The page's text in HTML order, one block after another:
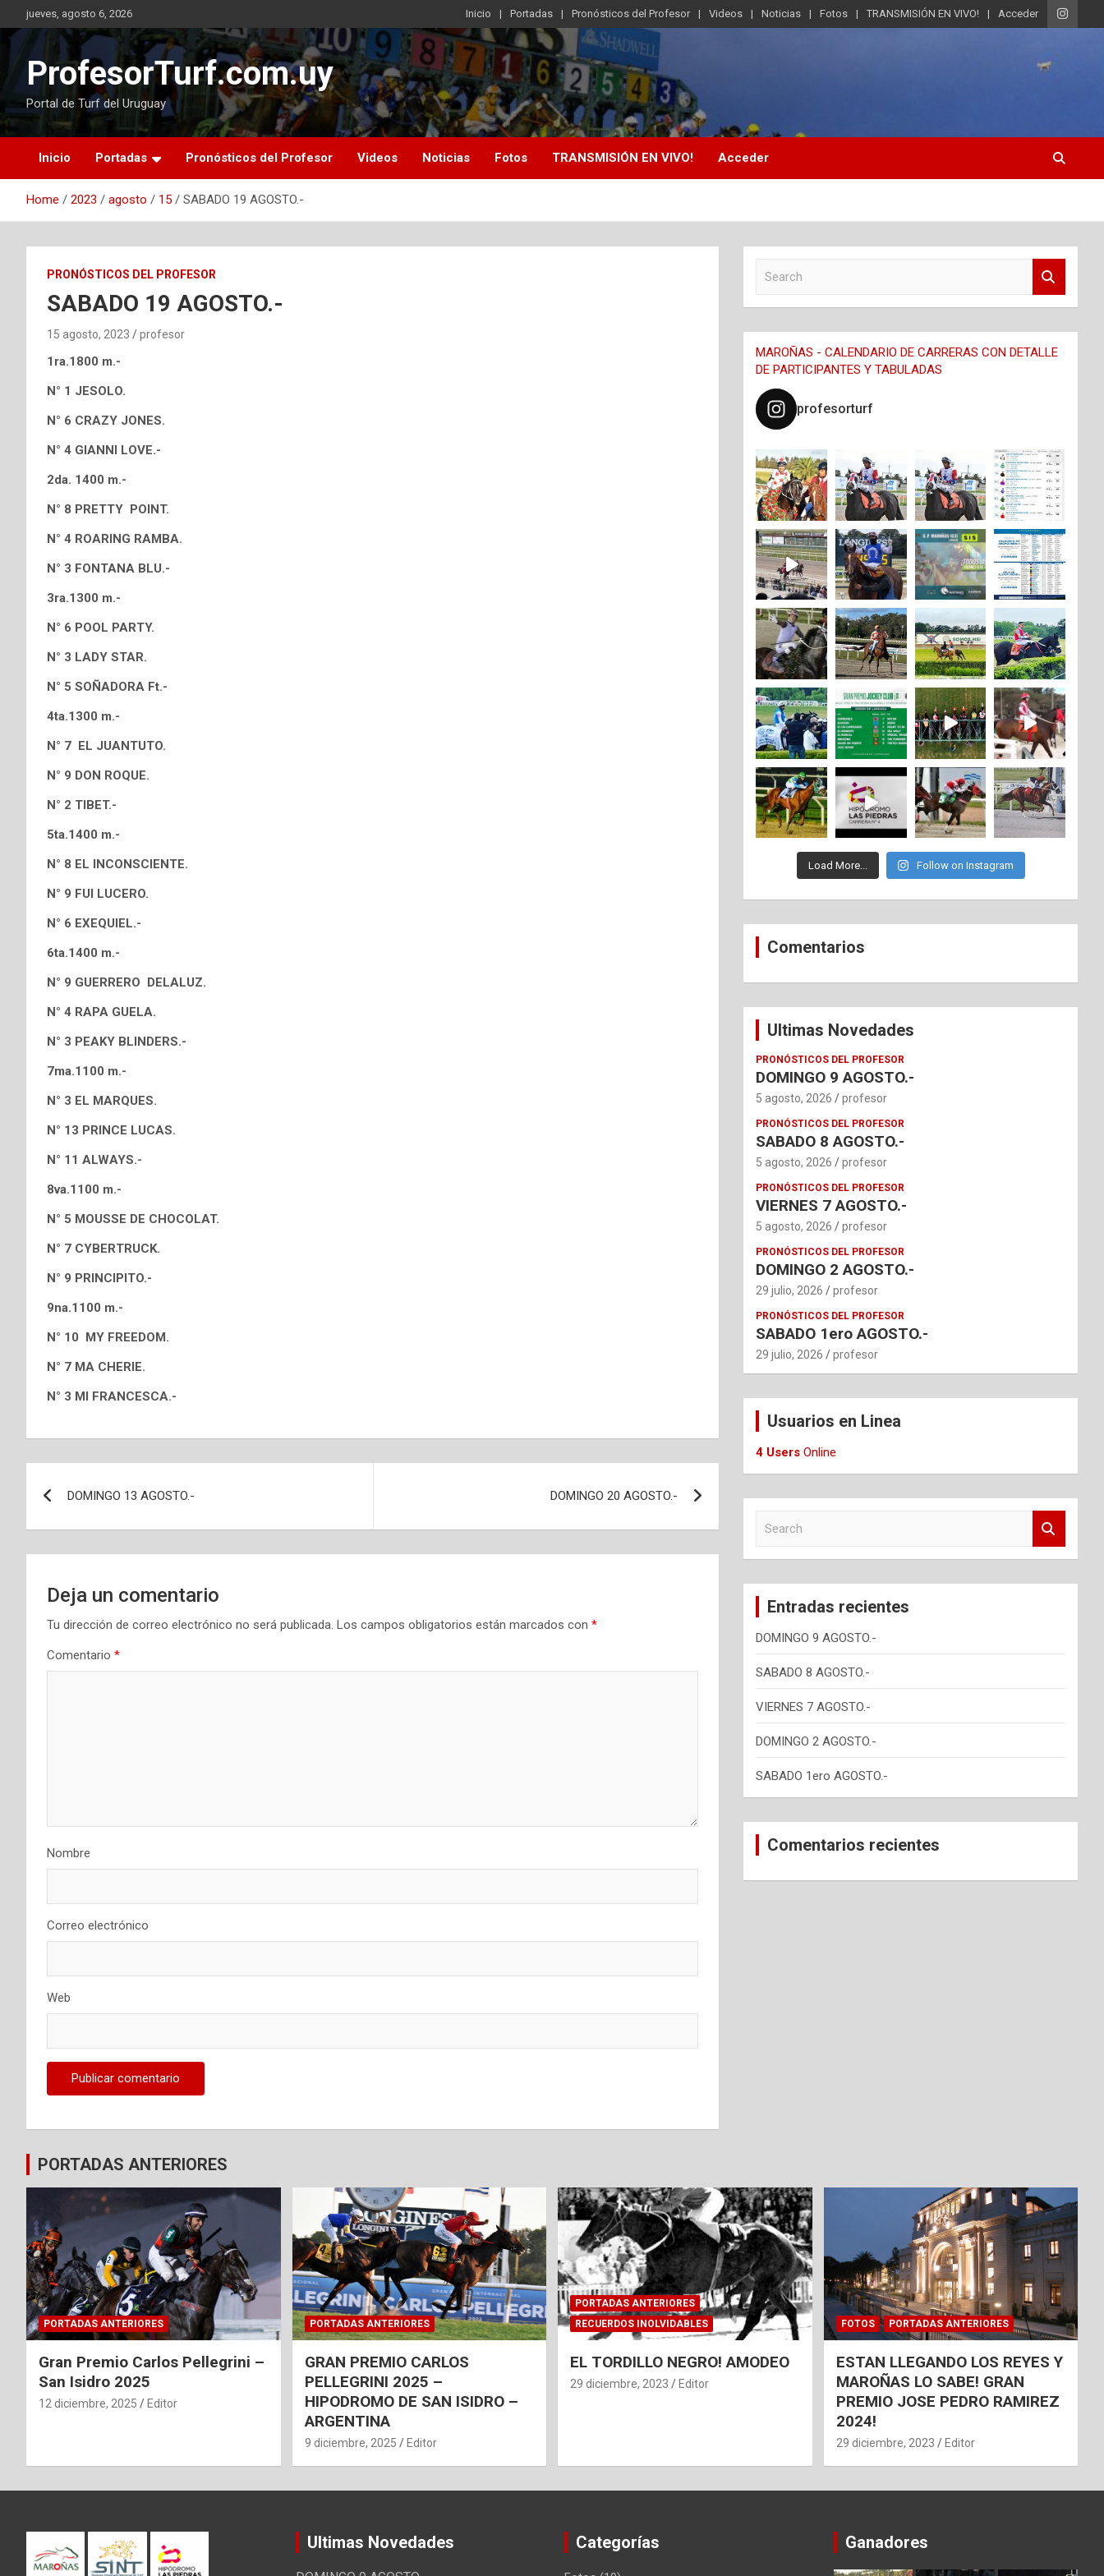
to
content
jueves, agosto 6, 2026 Inicio Portadas Pronósticos del Profesor Videos Noticias Fotos TRANSMISIÓN EN VIVO! Acceder
ProfesorTurf.com.uy
Portal de Turf del Uruguay
Inicio Portadas Pronósticos del Profesor Videos Noticias Fotos TRANSMISIÓN EN VIVO! Acceder
Home 2023 agosto 15 SABADO 19 AGOSTO.-
PRONÓSTICOS DEL PROFESOR
SABADO 19 AGOSTO.-
15 agosto, 2023 profesor
1ra.1800 m.-
N° 1 JESOLO.
N° 6 CRAZY JONES.
N° 4 GIANNI LOVE.-
2da. 1400 m.-
N° 8 PRETTY POINT.
N° 4 ROARING RAMBA.
N° 3 FONTANA BLU.-
3ra.1300 m.-
N° 6 POOL PARTY.
N° 3 LADY STAR.
N° 5 SOÑADORA Ft.-
4ta.1300 m.-
N° 7 EL JUANTUTO.
N° 9 DON ROQUE.
N° 2 TIBET.-
5ta.1400 m.-
N° 8 EL INCONSCIENTE.
N° 9 FUI LUCERO.
N° 6 EXEQUIEL.-
6ta.1400 m.-
N° 9 GUERRERO DELALUZ.
N° 4 RAPA GUELA.
N° 3 PEAKY BLINDERS.-
7ma.1100 m.-
N° 3 EL MARQUES.
N° 13 PRINCE LUCAS.
N° 11 ALWAYS.-
8va.1100 m.-
N° 5 MOUSSE DE CHOCOLAT.
N° 7 CYBERTRUCK.
N° 9 PRINCIPITO.-
9na.1100 m.-
N° 10 MY FREEDOM.
N° 7 MA CHERIE.
N° 3 MI FRANCESCA.-
de
entradas
DOMINGO 13 AGOSTO.- DOMINGO 20 AGOSTO.-
Deja un comentario
Tu dirección de correo electrónico no será publicada. Los campos obligatorios están marcados con *
Comentario *
Nombre
Correo electrónico
Web
c
h
MAROÑAS - CALENDARIO DE CARRERAS CON DETALLE
DE PARTICIPANTES Y TABULADAS
profesorturf
Load More... Follow on Instagram
Comentarios
Ultimas Novedades
PRONÓSTICOS DEL PROFESOR
DOMINGO 9 AGOSTO.-
5 agosto, 2026 profesor
PRONÓSTICOS DEL PROFESOR
SABADO 8 AGOSTO.-
5 agosto, 2026 profesor
PRONÓSTICOS DEL PROFESOR
VIERNES 7 AGOSTO.-
5 agosto, 2026 profesor
PRONÓSTICOS DEL PROFESOR
DOMINGO 2 AGOSTO.-
29 julio, 2026 profesor
PRONÓSTICOS DEL PROFESOR
SABADO 1ero AGOSTO.-
29 julio, 2026 profesor
Usuarios en Linea
4 Users Online
c
Entradas recientes
DOMINGO 9 AGOSTO.-
SABADO 8 AGOSTO.-
VIERNES 7 AGOSTO.-
DOMINGO 2 AGOSTO.-
SABADO 1ero AGOSTO.-
Comentarios recientes
PORTADAS ANTERIORES
PORTADAS ANTERIORES
Gran Premio Carlos Pellegrini –
San Isidro 2025
12 diciembre, 2025 Editor
PORTADAS ANTERIORES
GRAN PREMIO CARLOS
PELLEGRINI 2025 –
HIPODROMO DE SAN ISIDRO –
ARGENTINA
9 diciembre, 2025 Editor
PORTADAS ANTERIORES
RECUERDOS INOLVIDABLES
EL TORDILLO NEGRO! AMODEO
29 diciembre, 2023 Editor
FOTOS PORTADAS ANTERIORES
ESTAN LLEGANDO LOS REYES Y
MAROÑAS LO SABE! GRAN
PREMIO JOSE PEDRO RAMIREZ
2024!
29 diciembre, 2023 Editor
Ultimas Novedades Categorías Ganadores